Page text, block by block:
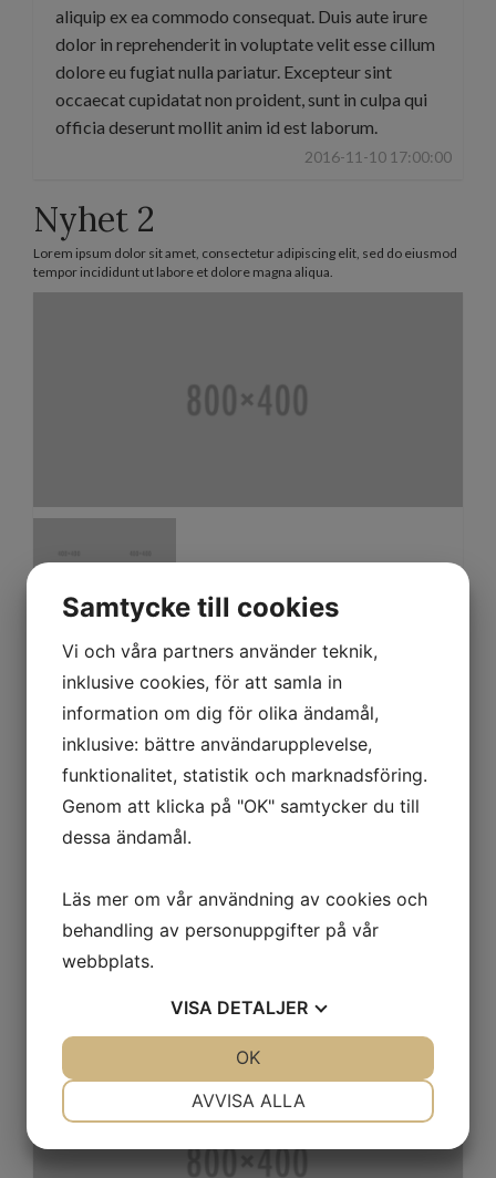
2016-11-10 17:00:00
aliquip ex ea commodo consequat. Duis aute irure
dolor in reprehenderit in voluptate velit esse cillum
dolore eu fugiat nulla pariatur. Excepteur sint
occaecat cupidatat non proident, sunt in culpa qui
officia deserunt mollit anim id est laborum.
Nyhet 2
Lorem ipsum dolor sit amet, consectetur adipiscing elit, sed do eiusmod
tempor incididunt ut labore et dolore magna aliqua.
2016-11-10 17:00:00
Lorem Ipsum
Lorem ipsum dolor sit amet, consectetur adipiscing
elit, sed do eiusmod tempor incididunt ut labore et
dolore magna aliqua. Ut enim ad minim veniam,
quis nostrud exercitation ullamco laboris nisi ut
aliquip ex ea commodo consequat. Duis aute irure
dolor in reprehenderit in voluptate velit esse cillum
dolore eu fugiat nulla pariatur. Excepteur sint
officia deserunt mollit anim id est laborum.
Nyhet 3
Lorem ipsum dolor sit amet, consectetur adipiscing elit, sed do eiusmod
tempor incididunt ut labore et dolore magna aliqua.
Samtycke till cookies
Vi och våra partners använder teknik,
inklusive cookies, för att samla in
information om dig för olika ändamål,
inklusive: bättre användarupplevelse,
funktionalitet, statistik och marknadsföring.
Genom att klicka på "OK" samtycker du till
dessa ändamål.
Läs mer om vår användning av cookies och
behandling av personuppgifter på vår
webbplats.
VISA DETALJER
MARKNADSFÖRING STATISTIK
AVVISA ALLA
OK